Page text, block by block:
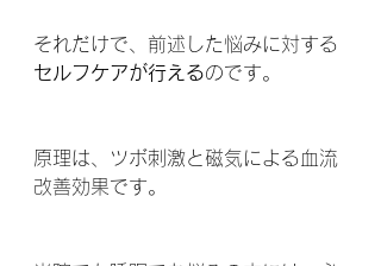
それだけで、前述した悩みに対する
セルフケアが行えるのです。
原理は、ツボ刺激と磁気による血流
改善効果です。